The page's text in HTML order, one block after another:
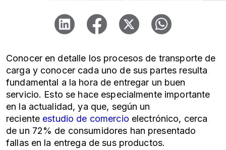
Conocer en detalle los procesos de transporte de
carga y conocer cada uno de sus partes resulta
fundamental a la hora de entregar un buen
servicio. Esto se hace especialmente importante
en la actualidad, ya que, según un
reciente estudio de comercio electrónico, cerca
de un 72% de consumidores han presentado
fallas en la entrega de sus productos.